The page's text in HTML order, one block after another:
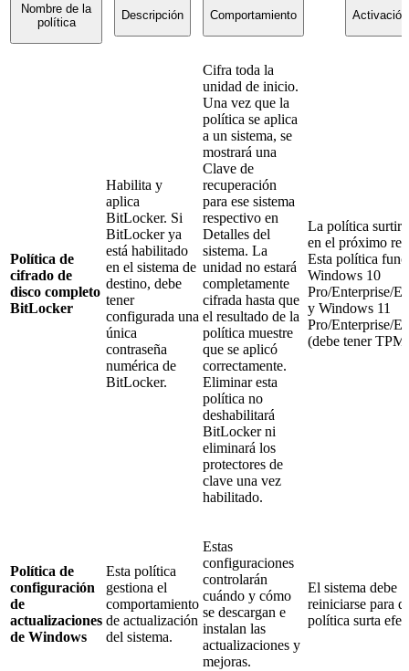
Nombre de la
política
Descripción Comportamiento Activación
Política de
cifrado de
disco completo
BitLocker
Habilita y
aplica
BitLocker. Si
BitLocker ya
está habilitado
en el sistema de
destino, debe
tener
configurada una
única
contraseña
numérica de
BitLocker.
Cifra toda la
unidad de inicio.
Una vez que la
política se aplica
a un sistema, se
mostrará una
Clave de
recuperación
para ese sistema
respectivo en
Detalles del
sistema. La
unidad no estará
completamente
cifrada hasta que
el resultado de la
política muestre
que se aplicó
correctamente.
Eliminar esta
política no
deshabilitará
BitLocker ni
eliminará los
protectores de
clave una vez
habilitado.
La política
en el próximo
Esta política
Windows 10
Pro/Enterprise/
y Windows 11
Pro/Enterprise/
(debe tener TPM
Política de
configuración
de
actualizaciones
de Windows
Esta política
gestiona el
comportamiento
de actualización
del sistema.
Estas
configuraciones
controlarán
cuándo y cómo
se descargan e
instalan las
actualizaciones y
mejoras.
El sistema debe
reiniciarse para
política surta